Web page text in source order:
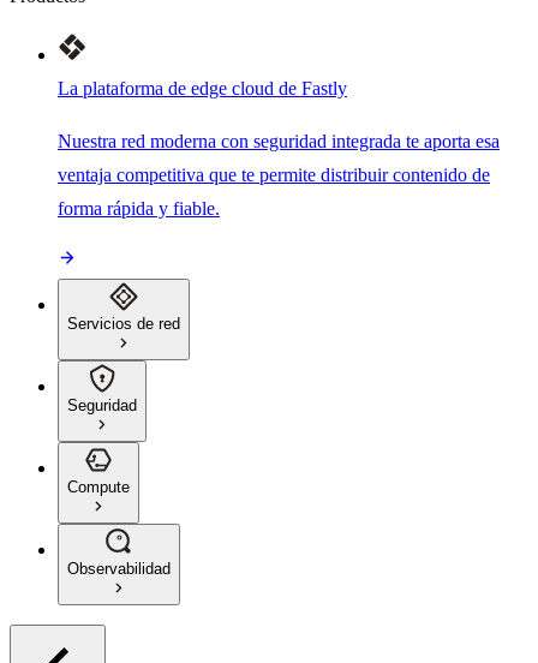
La plataforma de edge cloud de Fastly
Nuestra red moderna con seguridad integrada te aporta esa
ventaja competitiva que te permite distribuir contenido de
forma rápida y fiable.
Servicios de red
Seguridad
Compute
Observabilidad